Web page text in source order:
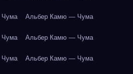
Альбер Камю — Чума
Альбер Камю — Чума
Альбер Камю — Чума